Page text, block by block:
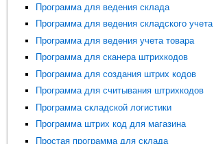
Программа для ведения склада
Программа для ведения складского учета
Программа для ведения учета товара
Программа для сканера штрихкодов
Программа для создания штрих кодов
Программа для считывания штрихкодов
Программа складской логистики
Программа штрих код для магазина
Простая программа для склада